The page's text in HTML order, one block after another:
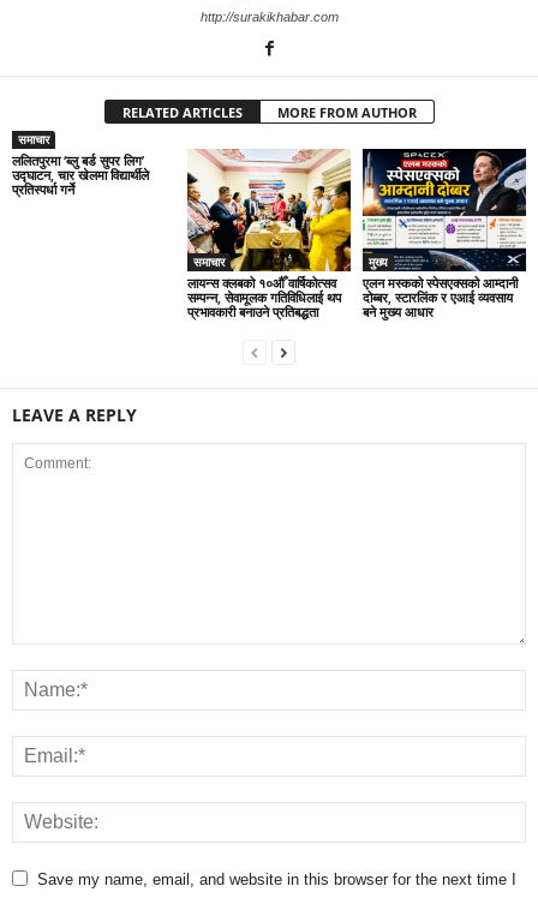
http://surakikhabar.com
RELATED ARTICLES MORE FROM AUTHOR
समाचार
ललितपुरमा ‘ब्लु बर्ड सुपर लिग’
उद्घाटन, चार खेलमा विद्यार्थीले
प्रतिस्पर्धा गर्ने
समाचार
लायन्स क्लबको १०औँ वार्षिकोत्सव
सम्पन्न, सेवामूलक गतिविधिलाई थप
प्रभावकारी बनाउने प्रतिबद्धता
मुख्य
एलन मस्कको स्पेसएक्सको आम्दानी
दोब्बर, स्टारलिंक र एआई व्यवसाय
बने मुख्य आधार
LEAVE A REPLY
Save my name, email, and website in this browser for the next time I